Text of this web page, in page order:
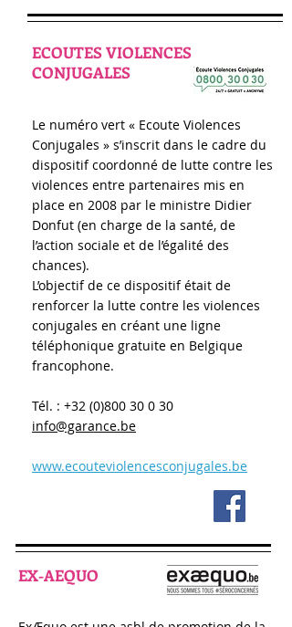
ECOUTES VIOLENCES
CONJUGALES
Le numéro vert « Ecoute Violences
Conjugales » s’inscrit dans le cadre du
dispositif coordonné de lutte contre les
violences entre partenaires mis en
place en 2008 par le ministre Didier
Donfut (en charge de la santé, de
l’action sociale et de l’égalité des
chances).
L’objectif de ce dispositif était de
renforcer la lutte contre les violences
conjugales en créant une ligne
téléphonique gratuite en Belgique
francophone.
Tél. : +32 (0)800 30 0 30
info@garance.be
www.ecouteviolencesconjugales.be
EX-AEQUO